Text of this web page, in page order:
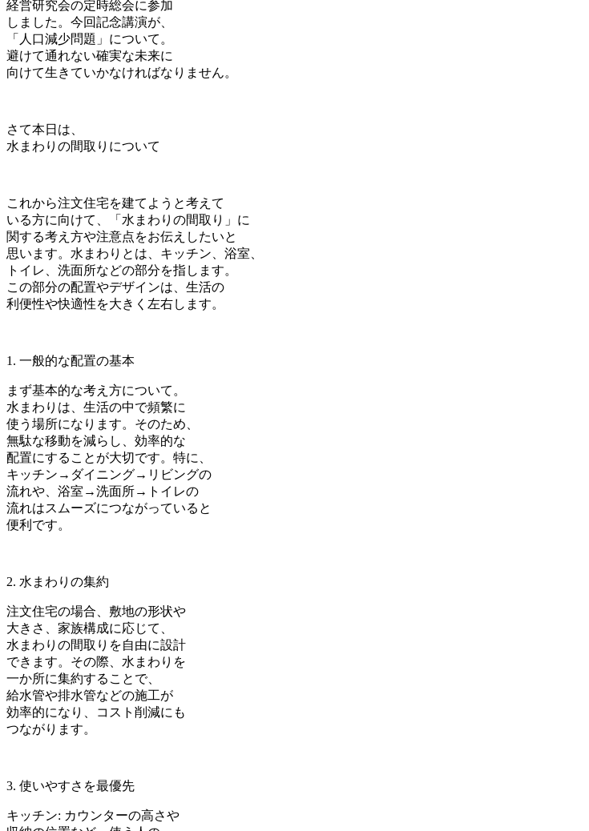
経営研究会の定時総会に参加
しました。今回記念講演が、
「人口減少問題」について。
避けて通れない確実な未来に
向けて生きていかなければなりません。
さて本日は、
水まわりの間取りについて
これから注文住宅を建てようと考えて
いる方に向けて、「水まわりの間取り」に
関する考え方や注意点をお伝えしたいと
思います。水まわりとは、キッチン、浴室、
トイレ、洗面所などの部分を指します。
この部分の配置やデザインは、生活の
利便性や快適性を大きく左右します。
1. 一般的な配置の基本
まず基本的な考え方について。
水まわりは、生活の中で頻繁に
使う場所になります。そのため、
無駄な移動を減らし、効率的な
配置にすることが大切です。特に、
キッチン→ダイニング→リビングの
流れや、浴室→洗面所→トイレの
流れはスムーズにつながっていると
便利です。
2. 水まわりの集約
注文住宅の場合、敷地の形状や
大きさ、家族構成に応じて、
水まわりの間取りを自由に設計
できます。その際、水まわりを
一か所に集約することで、
給水管や排水管などの施工が
効率的になり、コスト削減にも
つながります。
3. 使いやすさを最優先
キッチン: カウンターの高さや